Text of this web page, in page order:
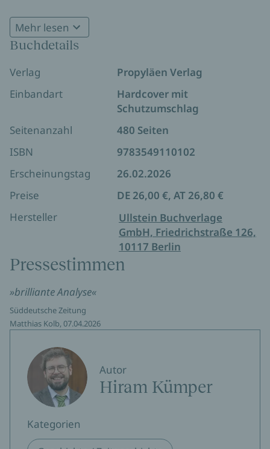
Folgen zeitigt dieser Mythos in einer Gegenwart
politischer Extreme und gesellschaftlicher Spaltung?
Der Historiker Hiram Kümper analysiert die
der USA, die ihren »way of life« spätestens seit dem
19. Jahrhundert in die Welt exportierten. Dem
Heldenepos vom »Freiheitsstreben« einer Gruppe
weißer Männer setzt er eine vielgestaltige
Erzählung vom Kampf um politische Partizipation,
um die Beteiligung an Macht und »Fleischtöpfen«
die Kosten dieses Selbstbewusstseins trugen:
Millionen versklavte Schwarze, Indigene und
Menschen, die Amerika groß machten, während
ihre eigenen Spielräume klein blieben.
Mehr lesen
Buchdetails
Verlag
Propyläen Verlag
Einbandart
Hardcover mit
Schutzumschlag
Seitenanzahl
480 Seiten
ISBN
9783549110102
Erscheinungstag
26.02.2026
Preise
DE 26,00 €, AT 26,80 €
Hersteller
Ullstein Buchverlage
GmbH, Friedrichstraße 126,
10117 Berlin
Pressestimmen
»brilliante Analyse«
Süddeutsche Zeitung
Matthias Kolb, 07.04.2026
Autor
Hiram Kümper
Kategorien